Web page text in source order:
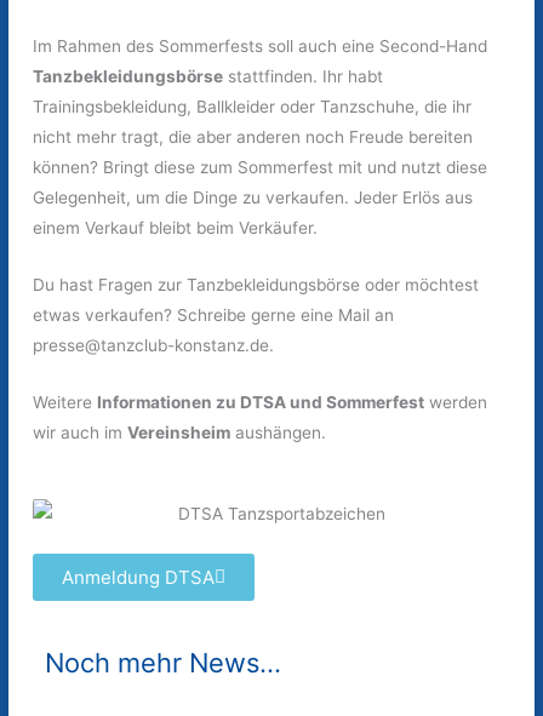
Im Rahmen des Sommerfests soll auch eine Second-Hand
Tanzbekleidungsbörse stattfinden. Ihr habt
Trainingsbekleidung, Ballkleider oder Tanzschuhe, die ihr
nicht mehr tragt, die aber anderen noch Freude bereiten
können? Bringt diese zum Sommerfest mit und nutzt diese
Gelegenheit, um die Dinge zu verkaufen. Jeder Erlös aus
einem Verkauf bleibt beim Verkäufer.
Du hast Fragen zur Tanzbekleidungsbörse oder möchtest
etwas verkaufen? Schreibe gerne eine Mail an
presse@tanzclub-konstanz.de.
Weitere Informationen zu DTSA und Sommerfest werden
wir auch imVereinsheim aushängen.
Anmeldung DTSA
Noch mehr News...